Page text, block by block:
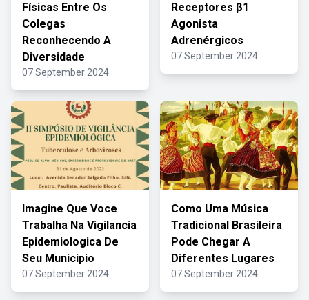
Físicas Entre Os
Colegas
Reconhecendo A
Diversidade
07 September 2024
Receptores β1
Agonista
Adrenérgicos
07 September 2024
Imagine Que Voce
Trabalha Na Vigilancia
Epidemiologica De
Seu Municipio
07 September 2024
Como Uma Música
Tradicional Brasileira
Pode Chegar A
Diferentes Lugares
07 September 2024